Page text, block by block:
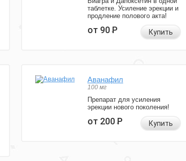
таблетке. Усиление эрекции и
продление полового акта!
от 90Р Купить
Аванафил
100 мг
Препарат для усиления
эрекции нового поколения!
от 200Р Купить